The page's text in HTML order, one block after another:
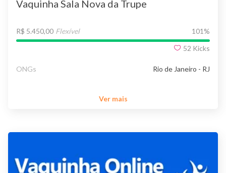
Vaquinha Sala Nova da Trupe
R$ 5.450,00 Flexível 101 %
52 Kicks
ONGs Rio de Janeiro - RJ
Ver mais